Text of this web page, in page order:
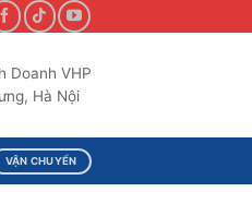
Doanh VHP
Hà Nội
VẬN CHUYỂN